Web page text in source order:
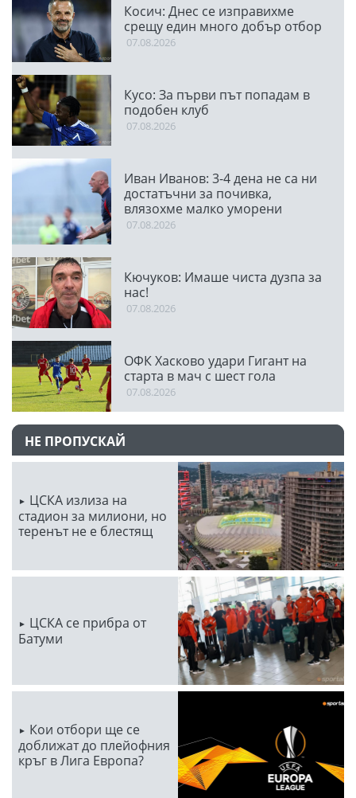
Косич: Днес се изправихме
срещу един много добър отбор
07.08.2026
Кусо: За първи път попадам в
подобен клуб
07.08.2026
Иван Иванов: 3-4 дена не са ни
достатъчни за почивка,
влязохме малко уморени
07.08.2026
Кючуков: Имаше чиста дузпа за
нас!
07.08.2026
ОФК Хасково удари Гигант на
старта в мач с шест гола
07.08.2026
НЕ ПРОПУСКАЙ
ЦСКА излиза на
стадион за милиони, но
теренът не е блестящ
ЦСКА се прибра от
Батуми
Кои отбори ще се
доближат до плейофния
кръг в Лига Европа?